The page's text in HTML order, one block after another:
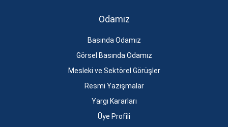
Odamız
Basında Odamız
Görsel Basında Odamız
Mesleki ve Sektörel Görüşler
Resmi Yazışmalar
Yargı Kararları
Üye Profili